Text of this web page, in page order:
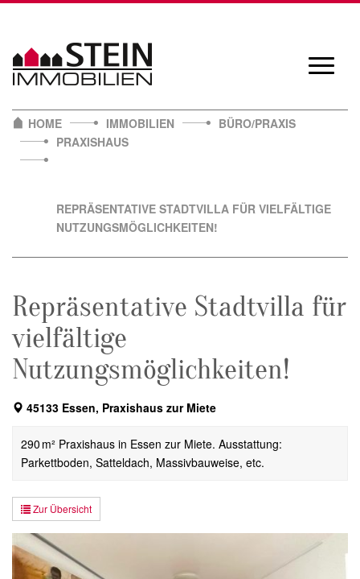
content
HOME
IMMOBILIEN
BÜRO/PRAXIS
PRAXISHAUS
REPRÄSENTATIVE STADTVILLA FÜR VIELFÄLTIGE
NUTZUNGSMÖGLICHKEITEN!
Repräsentative Stadtvilla für
vielfältige
Nutzungsmöglichkeiten!
45133 Essen, Praxishaus zur Miete
290 m² Praxishaus in Essen zur Miete. Ausstattung:
Parkettboden, Satteldach, Massivbauweise, etc.
Zur Übersicht